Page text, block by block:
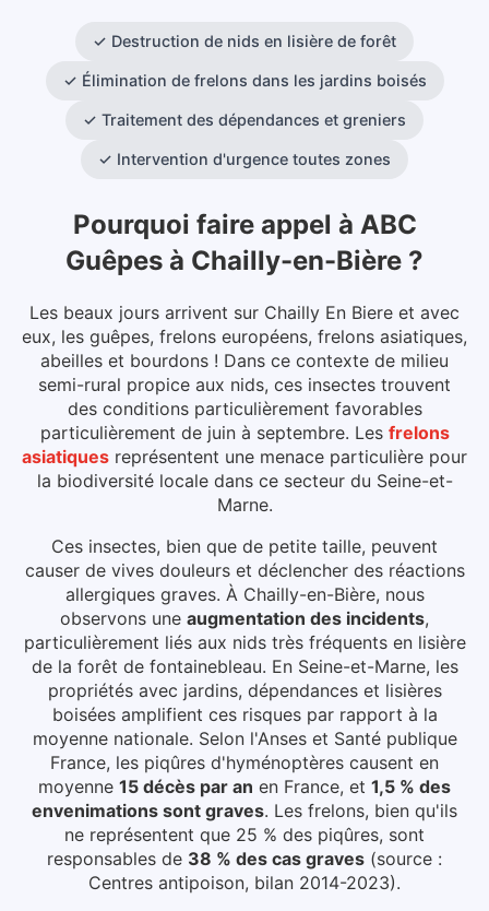
✓ Destruction de nids en lisière de forêt
✓ Élimination de frelons dans les jardins boisés
✓ Traitement des dépendances et greniers
✓ Intervention d'urgence toutes zones
Pourquoi faire appel à ABC
Guêpes à Chailly-en-Bière ?
Les beaux jours arrivent sur Chailly En Biere et avec
eux, les guêpes, frelons européens, frelons asiatiques,
abeilles et bourdons ! Dans ce contexte de milieu
semi-rural propice aux nids, ces insectes trouvent
des conditions particulièrement favorables
particulièrement de juin à septembre. Les frelons
asiatiques représentent une menace particulière pour
la biodiversité locale dans ce secteur du Seine-et-
Marne.
Ces insectes, bien que de petite taille, peuvent
causer de vives douleurs et déclencher des réactions
allergiques graves. À Chailly-en-Bière, nous
observons une augmentation des incidents,
particulièrement liés aux nids très fréquents en lisière
de la forêt de fontainebleau. En Seine-et-Marne, les
propriétés avec jardins, dépendances et lisières
boisées amplifient ces risques par rapport à la
moyenne nationale. Selon l'Anses et Santé publique
France, les piqûres d'hyménoptères causent en
moyenne 15 décès par an en France, et 1,5 % des
envenimations sont graves. Les frelons, bien qu'ils
ne représentent que 25 % des piqûres, sont
responsables de 38 % des cas graves (source :
Centres antipoison, bilan 2014-2023).